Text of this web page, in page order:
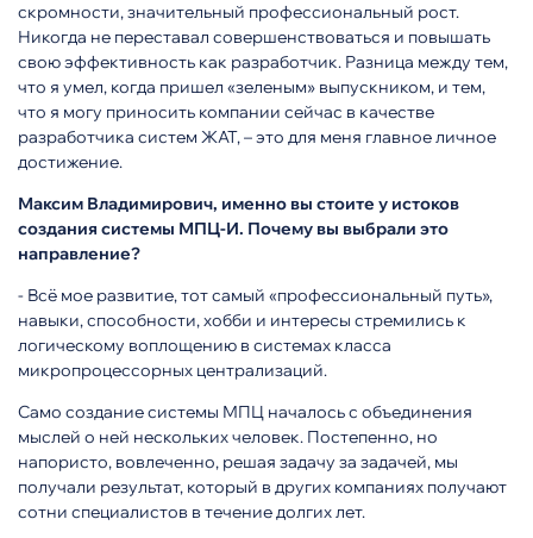
скромности, значительный профессиональный рост.
Никогда не переставал совершенствоваться и повышать
свою эффективность как разработчик. Разница между тем,
что я умел, когда пришел «зеленым» выпускником, и тем,
что я могу приносить компании сейчас в качестве
разработчика систем ЖАТ, – это для меня главное личное
достижение.
Максим Владимирович, именно вы стоите у истоков
создания системы МПЦ-И. Почему вы выбрали это
направление?
- Всё мое развитие, тот самый «профессиональный путь»,
навыки, способности, хобби и интересы стремились к
логическому воплощению в системах класса
микропроцессорных централизаций.
Само создание системы МПЦ началось с объединения
мыслей о ней нескольких человек. Постепенно, но
напористо, вовлеченно, решая задачу за задачей, мы
получали результат, который в других компаниях получают
сотни специалистов в течение долгих лет.